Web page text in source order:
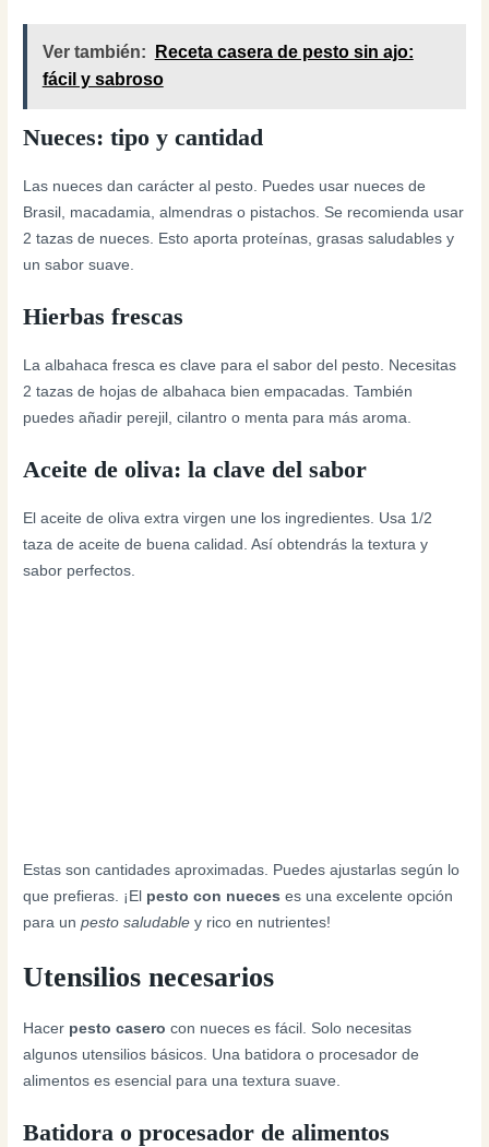
Ver también:
Receta casera de pesto sin ajo:
fácil y sabroso
Nueces: tipo y cantidad
Las nueces dan carácter al pesto. Puedes usar nueces de
Brasil, macadamia, almendras o pistachos. Se recomienda usar
2 tazas de nueces. Esto aporta proteínas, grasas saludables y
un sabor suave.
Hierbas frescas
La albahaca fresca es clave para el sabor del pesto. Necesitas
2 tazas de hojas de albahaca bien empacadas. También
puedes añadir perejil, cilantro o menta para más aroma.
Aceite de oliva: la clave del sabor
El aceite de oliva extra virgen une los ingredientes. Usa 1/2
taza de aceite de buena calidad. Así obtendrás la textura y
sabor perfectos.
Estas son cantidades aproximadas. Puedes ajustarlas según lo
que prefieras. ¡El pesto con nueces es una excelente opción
para unpesto saludable y rico en nutrientes!
Utensilios necesarios
Hacer pesto casero con nueces es fácil. Solo necesitas
algunos utensilios básicos. Una batidora o procesador de
alimentos es esencial para una textura suave.
Batidora o procesador de alimentos